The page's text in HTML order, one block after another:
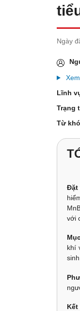
Ngày
Lĩnh
Trạng
Từ
Đặt
với
khí